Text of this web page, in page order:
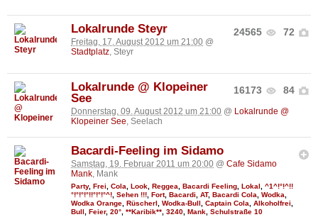
24565 72
Lokalrunde Steyr
Freitag, 17. August 2012 um 21:00 @
Stadtplatz, Steyr
16173 84
Lokalrunde @ Klopeiner
See
Donnerstag, 09. August 2012 um 21:00 @ Lokalrunde @
Klopeiner See, Seelach
Bacardi-Feeling im Sidamo
Samstag, 19. Februar 2011 um 20:00 @ Cafe Sidamo
Mank, Mank
Party, Frei, Cola, Look, Reggea, Bacardi Feeling, Lokal , ^1^!°!^!!
°!°!°!°!!°!°!°^!, Sehen !!!, Fort, Bacardi, AT, Bacardi Cola, Wodka,
Wodka Orange, Rüscherl , Wodka-Bull , Captain Cola, Alkoholfrei,
Bull , Feier, 20°, **Karibik**, 3240, Mank, Schulstraße 10